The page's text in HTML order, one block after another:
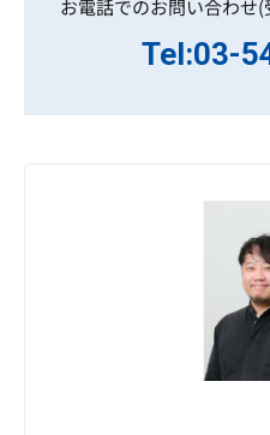
お電話でのお問い合わせ(
Tel:03-